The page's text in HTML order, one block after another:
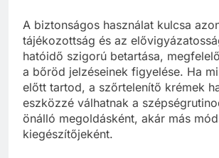
A biztonságos használat kulcsa
tájékozottság és az
hatóidő szigorú betartása,
a bőröd jelzéseinek figyelése. Ha
előtt tartod, a szőrtelenítő krémek
eszközzé válhatnak a
önálló megoldásként, akár más
kiegészítőjeként.